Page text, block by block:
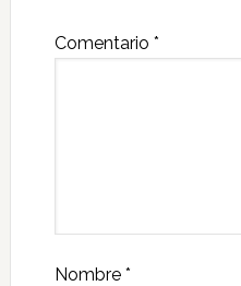
Comentario *
Nombre *